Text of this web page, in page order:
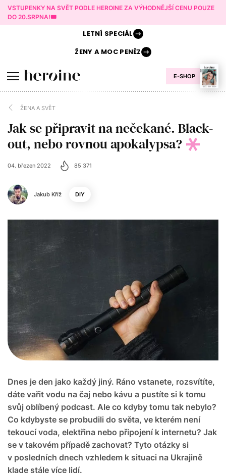
VSTUPENKY NA SVĚT PODLE HEROINE ZA VÝHODNĚJŠÍ CENU POUZE
DO 20.SRPNA!🎟️
E-SHOP
LETNÍ SPECIÁL
ŽENY AMOC PENĚZ
ŽENA A SVĚT
Jak se připravit na nečekané. Black-
out, nebo rovnou apokalypsa?
Jakub Kříž
04. březen 2022 85 371
DIY
Dnes je den jako každý jiný. Ráno vstanete, rozsvítíte,
dáte vařit vodu na čaj nebo kávu a pustíte si k tomu
svůj oblíbený podcast. Ale co kdyby tomu tak nebylo?
Co kdybyste se probudili do světa, ve kterém není
tekoucí voda, elektřina nebo připojení k internetu? Jak
se v takovém případě zachovat? Tyto otázky si
v posledních dnech vzhledem k situaci na Ukrajině
klade stále více lidí.